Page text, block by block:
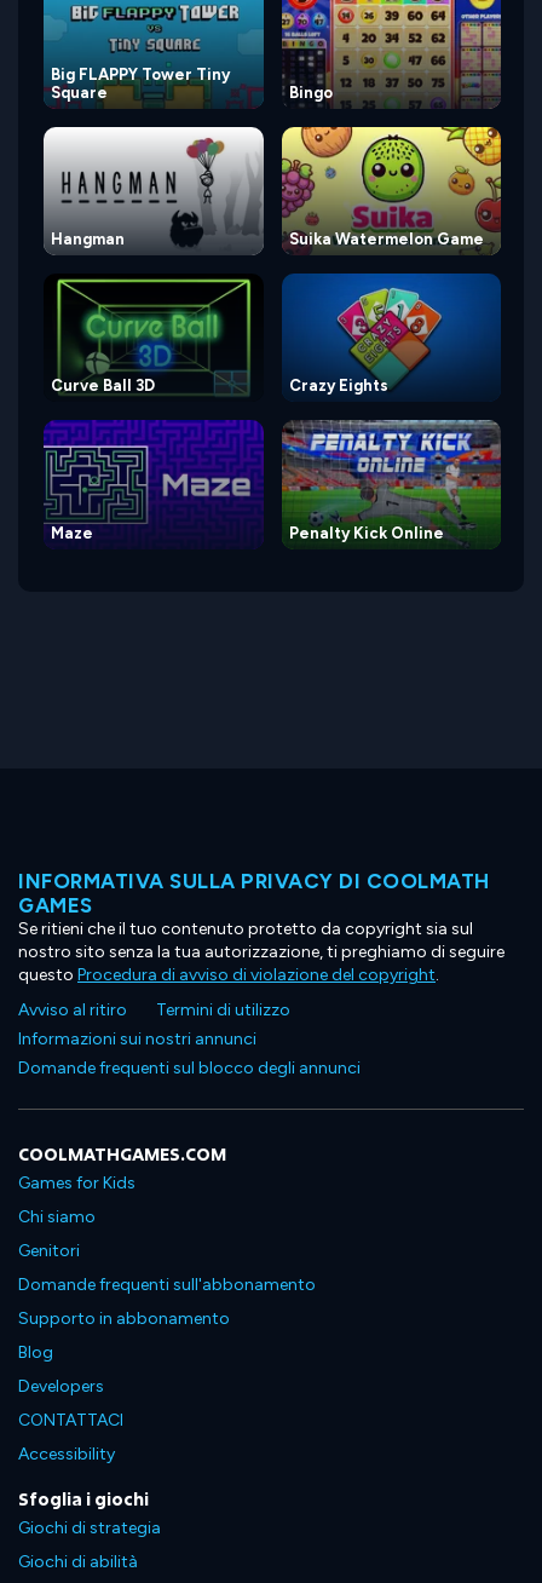
Big FLAPPY Tower Tiny
Square
Bingo
Hangman Suika Watermelon Game
Curve Ball 3D Crazy Eights
Maze Penalty Kick Online
INFORMATIVA SULLA PRIVACY DI COOLMATH
GAMES
Se ritieni che il tuo contenuto protetto da copyright sia sul
nostro sito senza la tua autorizzazione, ti preghiamo di seguire
questo Procedura di avviso di violazione del copyright.
Avviso al ritiro
Termini di utilizzo
Informazioni sui nostri annunci
Domande frequenti sul blocco degli annunci
COOLMATHGAMES.COM
Games for Kids
Chi siamo
Genitori
Domande frequenti sull'abbonamento
Supporto in abbonamento
Blog
Developers
CONTATTACI
Accessibility
Sfoglia i giochi
Giochi di strategia
Giochi di abilità